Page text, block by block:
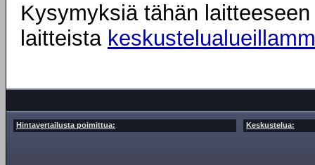
Kysymyksiä tähän
laitteista
Hintavertailusta poimittua: Keskustelua: